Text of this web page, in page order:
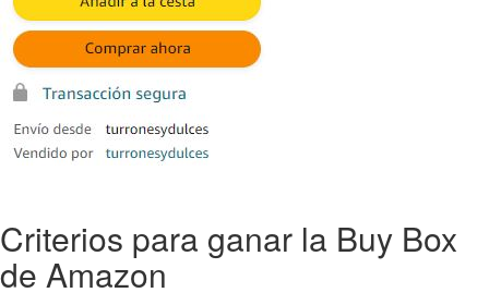
Criterios para ganar la Buy Box
de Amazon